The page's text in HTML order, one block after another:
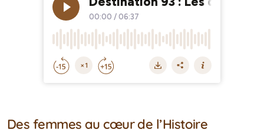
Des femmes au cœur de l’Histoire